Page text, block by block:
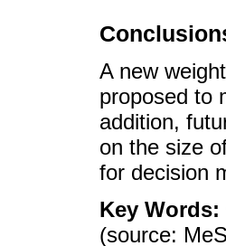
A new
proposed to
addition,
on the size
for decision
Key Words:
(source: